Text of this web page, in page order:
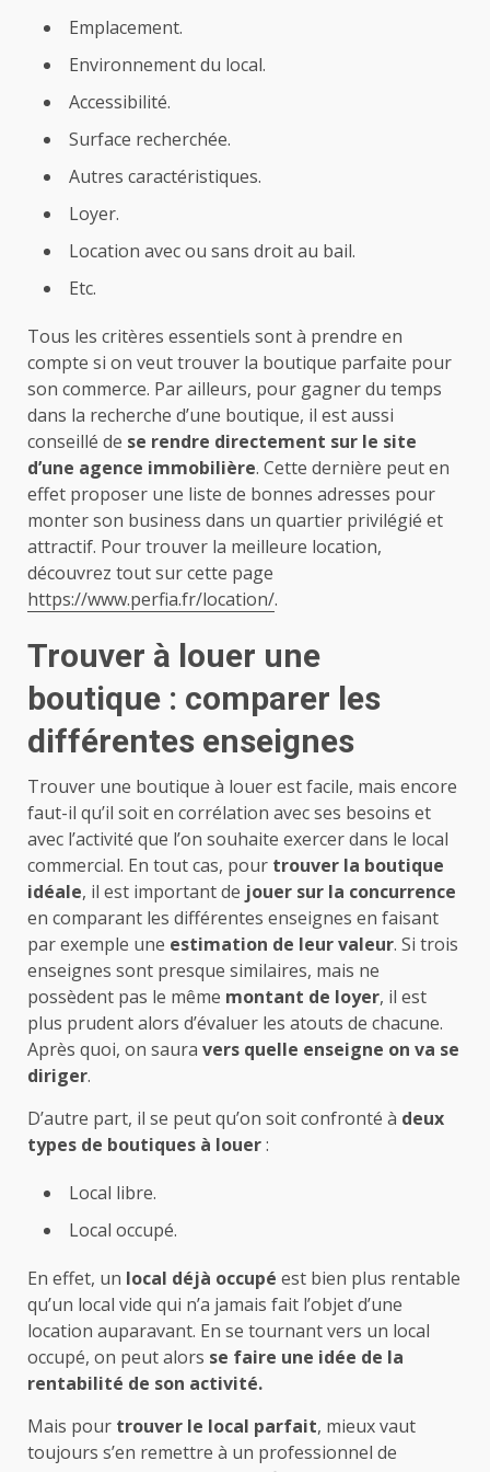
Emplacement.
Environnement du local.
Accessibilité.
Surface recherchée.
Autres caractéristiques.
Loyer.
Location avec ou sans droit au bail.
Etc.
Tous les critères essentiels sont à prendre en
compte si on veut trouver la boutique parfaite pour
son commerce. Par ailleurs, pour gagner du temps
dans la recherche d’une boutique, il est aussi
conseillé de se rendre directement sur le site
d’une agence immobilière. Cette dernière peut en
effet proposer une liste de bonnes adresses pour
monter son business dans un quartier privilégié et
attractif. Pour trouver la meilleure location,
découvrez tout sur cette page
https://www.perfia.fr/location/.
Trouver à louer une
boutique : comparer les
différentes enseignes
Trouver une boutique à louer est facile, mais encore
faut-il qu’il soit en corrélation avec ses besoins et
avec l’activité que l’on souhaite exercer dans le local
commercial. En tout cas, pour trouver la boutique
idéale, il est important de jouer sur la concurrence
en comparant les différentes enseignes en faisant
par exemple une estimation de leur valeur. Si trois
enseignes sont presque similaires, mais ne
possèdent pas le même montant de loyer, il est
plus prudent alors d’évaluer les atouts de chacune.
Après quoi, on saura vers quelle enseigne on va se
diriger.
D’autre part, il se peut qu’on soit confronté à deux
types de boutiques à louer:
Local libre.
Local occupé.
En effet, un local déjà occupé est bien plus rentable
qu’un local vide qui n’a jamais fait l’objet d’une
location auparavant. En se tournant vers un local
occupé, on peut alors se faire une idée de la
rentabilité de son activité.
Mais pour trouver le local parfait, mieux vaut
toujours s’en remettre à un professionnel de